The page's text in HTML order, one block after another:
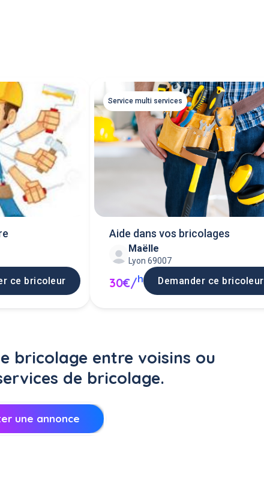
ce bricoleur
Service multi services
Aide dans vos bricolages
Maëlle
Lyon 69007
30€/h Demander ce bricoleur
bricolage entre voisins ou
de bricolage.
une annonce